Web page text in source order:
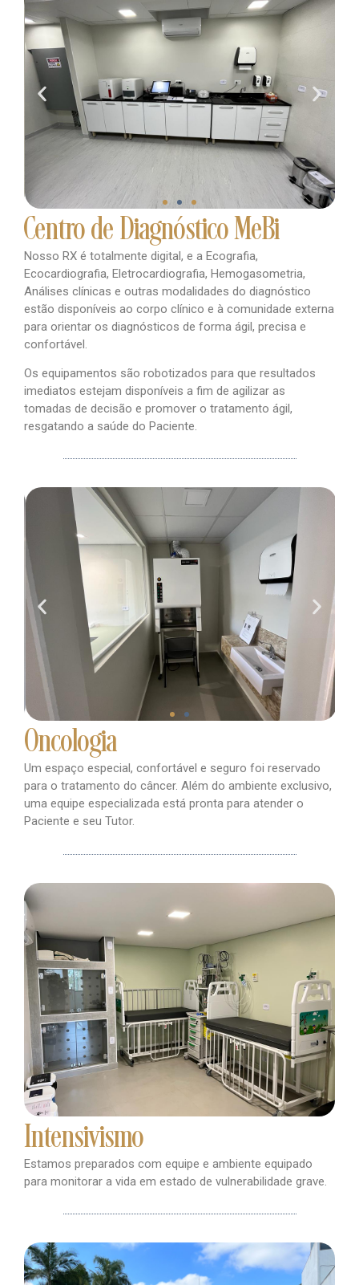
Centro de Diagnóstico MeBi
Nosso RX é totalmente digital, e a Ecografia,
Ecocardiografia, Eletrocardiografia, Hemogasometria,
Análises clínicas e outras modalidades do diagnóstico
estão disponíveis ao corpo clínico e à comunidade externa
para orientar os diagnósticos de forma ágil, precisa e
confortável.
Os equipamentos são robotizados para que resultados
imediatos estejam disponíveis a fim de agilizar as
tomadas de decisão e promover o tratamento ágil,
resgatando a saúde do Paciente.
Oncologia
Um espaço especial, confortável e seguro foi reservado
para o tratamento do câncer. Além do ambiente exclusivo,
uma equipe especializada está pronta para atender o
Paciente e seu Tutor.
Intensivismo
Estamos preparados com equipe e ambiente equipado
para monitorar a vida em estado de vulnerabilidade grave.